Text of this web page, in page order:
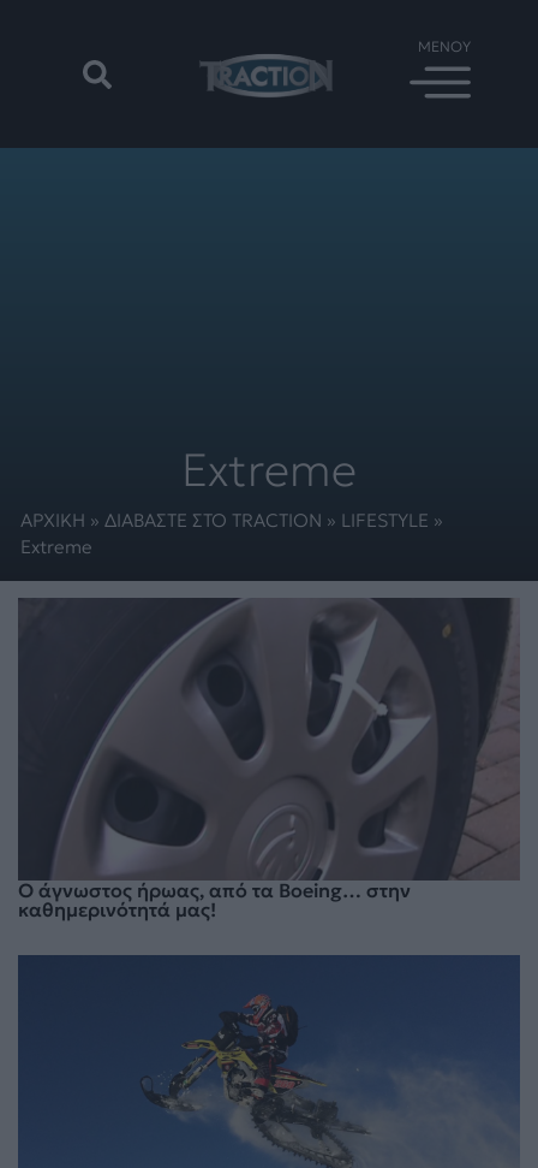
Extreme
ΑΡΧΙΚΗ » ΔΙΑΒΑΣΤΕ ΣΤΟ TRACTION » LIFESTYLE »
Extreme
Ο άγνωστος ήρωας, από τα Boeing… στην
καθημερινότητά μας!